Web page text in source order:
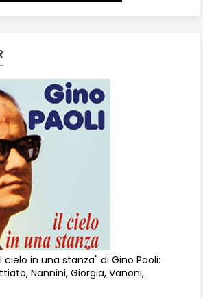
in una stanza" di Gino Paoli:
Nannini, Giorgia, Vanoni,